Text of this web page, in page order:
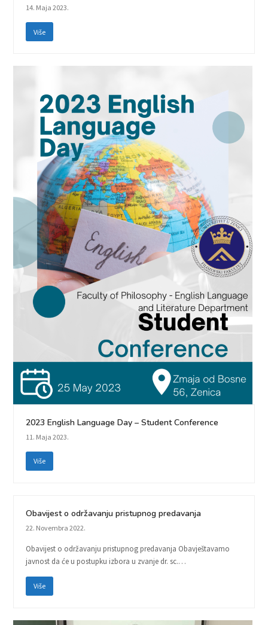
14. Maja 2023.
Više
2023 English Language Day – Student Conference
11. Maja 2023.
Više
Obavijest o održavanju pristupnog predavanja
22. Novembra 2022.
Obavijest o održavanju pristupnog predavanja Obavještavamo
javnost da će u postupku izbora u zvanje dr. sc.…
Više